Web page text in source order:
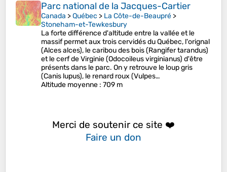
Parc national de la Jacques-Cartier
Canada >Québec > La Côte-de-Beaupré >
Stoneham-et-Tewkesbury
La forte différence d'altitude entre la vallée et le
massif permet aux trois cervidés du Québec, l'orignal
(Alces alces), le caribou des bois (Rangifer tarandus)
et le cerf de Virginie (Odocoileus virginianus) d'être
présents dans le parc. On y retrouve le loup gris
(Canis lupus), le renard roux (Vulpes…
Altitude moyenne : 709 m
Merci de soutenir ce site ❤️
Faire un don